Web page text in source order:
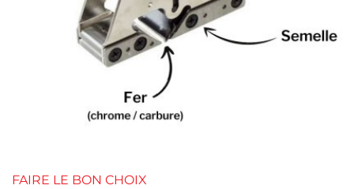
FAIRE LE BON CHOIX